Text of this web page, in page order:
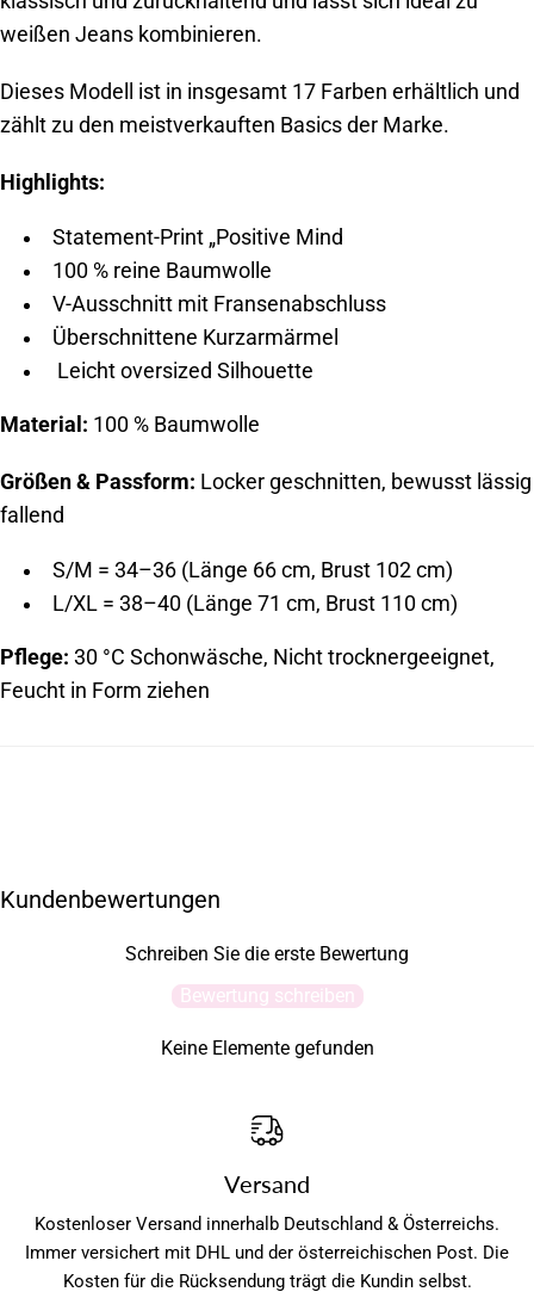
weißen Jeans kombinieren.
Dieses Modell ist in insgesamt 17 Farben erhältlich und
zählt zu den meistverkauften Basics der Marke.
Highlights:
Statement-Print „Positive Mind
100 % reine Baumwolle
V-Ausschnitt mit Fransenabschluss
Überschnittene Kurzarmärmel
Leicht oversized Silhouette
Material: 100 % Baumwolle
Größen & Passform: Locker geschnitten, bewusst lässig
fallend
S/M = 34–36 (Länge 66 cm, Brust 102 cm)
L/XL = 38–40 (Länge 71 cm, Brust 110 cm)
Pflege: 30 °C Schonwäsche, Nicht trocknergeeignet,
Feucht in Form ziehen
Kundenbewertungen
Schreiben Sie die erste Bewertung
Bewertung schreiben
Keine Elemente gefunden
Versand
Kostenloser Versand innerhalb Deutschland & Österreichs.
Immer versichert mit DHL und der österreichischen Post. Die
Kosten für die Rücksendung trägt die Kundin selbst.